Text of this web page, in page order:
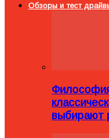
Обзоры и тест
выбирают